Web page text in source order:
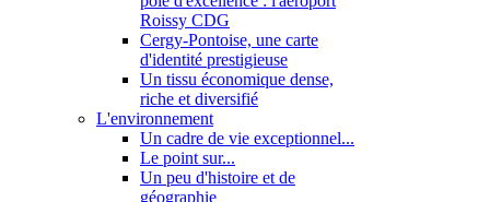
Roissy CDG
Cergy-Pontoise, une carte
d'identité prestigieuse
Un tissu économique dense,
riche et diversifié
L'environnement
Un cadre de vie exceptionnel...
Le point sur...
Un peu d'histoire et de
géographie